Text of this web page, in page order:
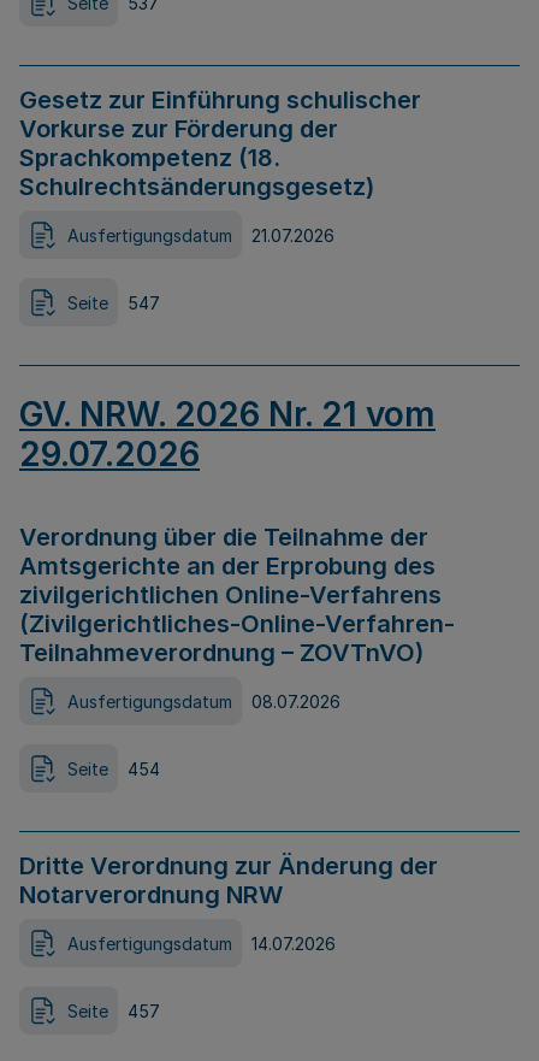
Gesetz zur Einführung schulischer
Vorkurse zur Förderung der
Sprachkompetenz (18.
Schulrechtsänderungsgesetz)
Ausfertigungsdatum 21.07.2026
Seite 547
GV. NRW. 2026 Nr. 21 vom
29.07.2026
Verordnung über die Teilnahme der
Amtsgerichte an der Erprobung des
zivilgerichtlichen Online-Verfahrens
(Zivilgerichtliches-Online-Verfahren-
Teilnahmeverordnung – ZOVTnVO)
Ausfertigungsdatum 08.07.2026
Seite 454
Dritte Verordnung zur Änderung der
Notarverordnung NRW
Ausfertigungsdatum 14.07.2026
Seite 457